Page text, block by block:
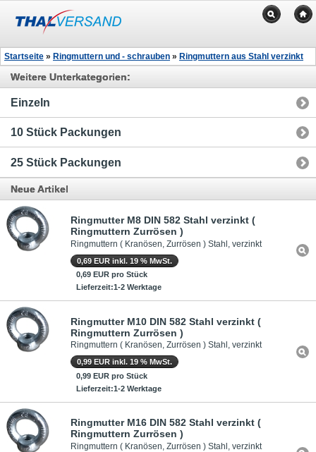
Startseite » Ringmuttern und - schrauben » Ringmuttern aus Stahl verzinkt
Weitere Unterkategorien:
Einzeln
10 Stück Packungen
25 Stück Packungen
Neue Artikel
Ringmutter M8 DIN 582 Stahl verzinkt (
Ringmuttern Zurrösen )
Ringmuttern ( Kranösen, Zurrösen ) Stahl, verzinkt
0,69 EUR inkl. 19 % MwSt.
0,69 EUR pro Stück
Lieferzeit:1-2 Werktage
Ringmutter M10 DIN 582 Stahl verzinkt (
Ringmuttern Zurrösen )
Ringmuttern ( Kranösen, Zurrösen ) Stahl, verzinkt
0,99 EUR inkl. 19 % MwSt.
0,99 EUR pro Stück
Lieferzeit:1-2 Werktage
Ringmutter M16 DIN 582 Stahl verzinkt (
Ringmuttern Zurrösen )
Ringmuttern ( Kranösen, Zurrösen ) Stahl, verzinkt